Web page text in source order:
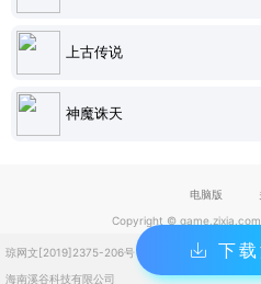
上古传说
神魔诛天
下
电脑版
Copyright ©
琼网文[2019]2375-206号
琼ICP备2023004832
海南溪谷科技有限公司